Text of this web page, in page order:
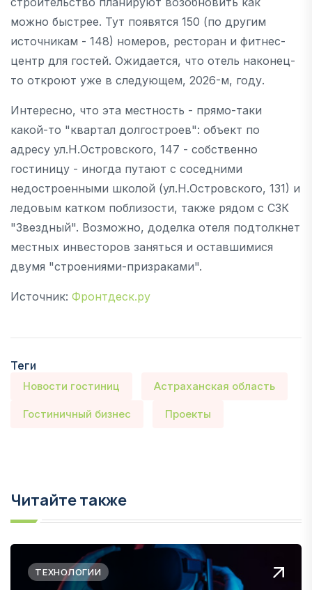
можно быстрее. Тут появятся 150 (по другим
источникам - 148) номеров, ресторан и фитнес-
центр для гостей. Ожидается, что отель наконец-
то откроют уже в следующем, 2026-м, году.
Интересно, что эта местность - прямо-таки
какой-то "квартал долгостроев": объект по
адресу ул.Н.Островского, 147 - собственно
гостиницу - иногда путают с соседними
недостроенными школой (ул.Н.Островского, 131) и
ледовым катком поблизости, также рядом с СЗК
"Звездный". Возможно, доделка отеля подтолкнет
местных инвесторов заняться и оставшимися
двумя "строениями-призраками".
Источник: Фронтдеск.ру
Теги
Новости гостиниц Астраханская область
Гостиничный бизнес Проекты
Читайте также
ТЕХНОЛОГИИ